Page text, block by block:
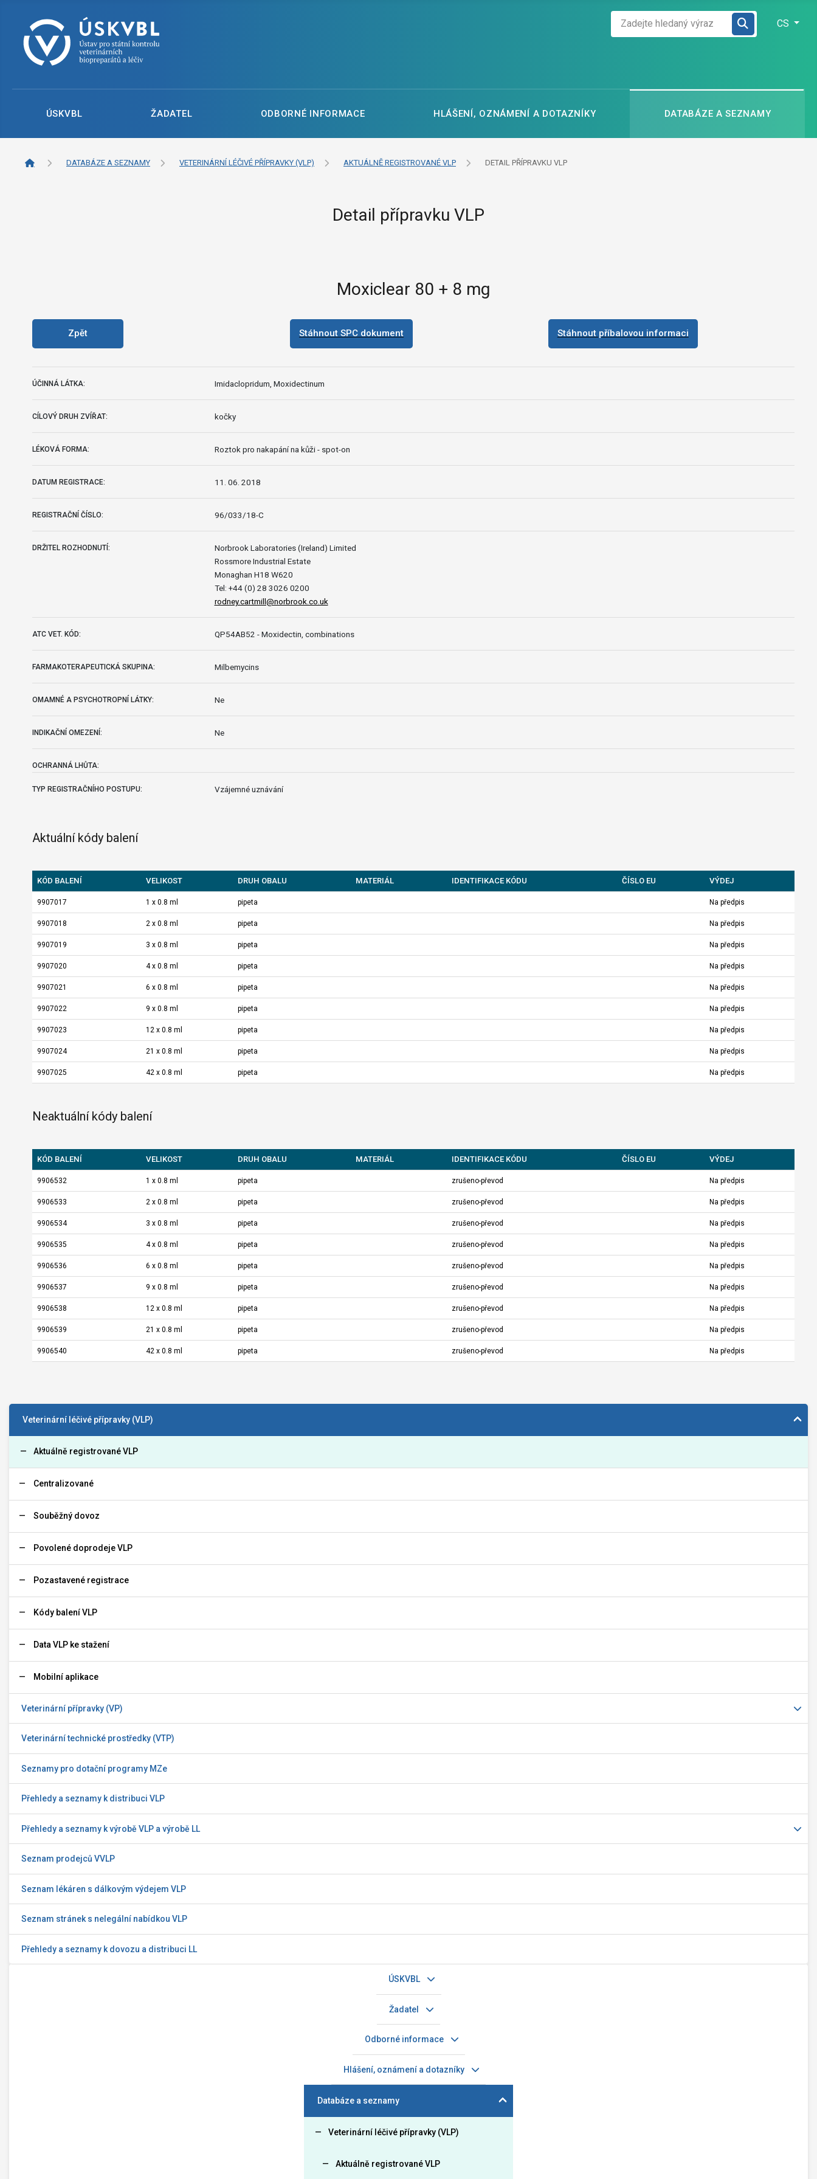
CS
ÚSKVBL ŽADATEL ODBORNÉ INFORMACE HLÁŠENÍ, OZNÁMENÍ A DOTAZNÍKY DATABÁZE A SEZNAMY
DATABÁZE A SEZNAMY VETERINÁRNÍ LÉČIVÉ PŘÍPRAVKY (VLP) AKTUÁLNĚ REGISTROVANÉ VLP DETAIL PŘÍPRAVKU VLP
Veterinární léčivé přípravky (VLP)
Aktuálně registrované VLP
Centralizované
Souběžný dovoz
Povolené doprodeje VLP
Pozastavené registrace
Kódy balení VLP
Data VLP ke stažení
Mobilní aplikace
Veterinární přípravky (VP)
Veterinární technické prostředky (VTP)
Seznamy pro dotační programy MZe
Přehledy a seznamy k distribuci VLP
Přehledy a seznamy k výrobě VLP a výrobě LL
Seznam prodejců VVLP
Seznam lékáren s dálkovým výdejem VLP
Seznam stránek s nelegální nabídkou VLP
Přehledy a seznamy k dovozu a distribuci LL
ÚSKVBL
Žadatel
Odborné informace
Hlášení, oznámení a dotazníky
Databáze a seznamy
Veterinární léčivé přípravky (VLP)
Aktuálně registrované VLP
Detail přípravku VLP
Moxiclear 80 + 8 mg
Zpět Stáhnout SPC dokument Stáhnout příbalovou informaci
ÚČINNÁ LÁTKA: Imidaclopridum, Moxidectinum
CÍLOVÝ DRUH ZVÍŘAT: kočky
LÉKOVÁ FORMA: Roztok pro nakapání na kůži - spot-on
DATUM REGISTRACE: 11. 06. 2018
REGISTRAČNÍ ČÍSLO: 96/033/18-C
DRŽITEL ROZHODNUTÍ:
Norbrook Laboratories (Ireland) Limited
Rossmore Industrial Estate
Monaghan H18 W620
Tel: +44 (0) 28 3026 0200
rodney.cartmill@norbrook.co.uk
ATC VET. KÓD: QP54AB52 - Moxidectin, combinations
FARMAKOTERAPEUTICKÁ SKUPINA: Milbemycins
OMAMNÉ A PSYCHOTROPNÍ LÁTKY: Ne
INDIKAČNÍ OMEZENÍ: Ne
OCHRANNÁ LHŮTA:
TYP REGISTRAČNÍHO POSTUPU: Vzájemné uznávání
Aktuální kódy balení
KÓD BALENÍ VELIKOST DRUH OBALU MATERIÁL IDENTIFIKACE KÓDU ČÍSLO EU VÝDEJ
9907017 1 x 0.8 ml pipeta Na předpis
9907018 2 x 0.8 ml pipeta Na předpis
9907019 3 x 0.8 ml pipeta Na předpis
9907020 4 x 0.8 ml pipeta Na předpis
9907021 6 x 0.8 ml pipeta Na předpis
9907022 9 x 0.8 ml pipeta Na předpis
9907023 12 x 0.8 ml pipeta Na předpis
9907024 21 x 0.8 ml pipeta Na předpis
9907025 42 x 0.8 ml pipeta Na předpis
Neaktuální kódy balení
KÓD BALENÍ VELIKOST DRUH OBALU MATERIÁL IDENTIFIKACE KÓDU ČÍSLO EU VÝDEJ
9906532 1 x 0.8 ml pipeta zrušeno-převod Na předpis
9906533 2 x 0.8 ml pipeta zrušeno-převod Na předpis
9906534 3 x 0.8 ml pipeta zrušeno-převod Na předpis
9906535 4 x 0.8 ml pipeta zrušeno-převod Na předpis
9906536 6 x 0.8 ml pipeta zrušeno-převod Na předpis
9906537 9 x 0.8 ml pipeta zrušeno-převod Na předpis
9906538 12 x 0.8 ml pipeta zrušeno-převod Na předpis
9906539 21 x 0.8 ml pipeta zrušeno-převod Na předpis
9906540 42 x 0.8 ml pipeta zrušeno-převod Na předpis